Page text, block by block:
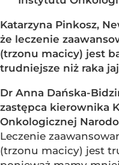
Katarzyna Pinkosz,
że leczenie
(trzonu macicy) jest
trudniejsze niż raka
Dr Anna Dańska-
zastępca kierownika
Onkologicznej
Leczenie
(trzonu macicy) jest